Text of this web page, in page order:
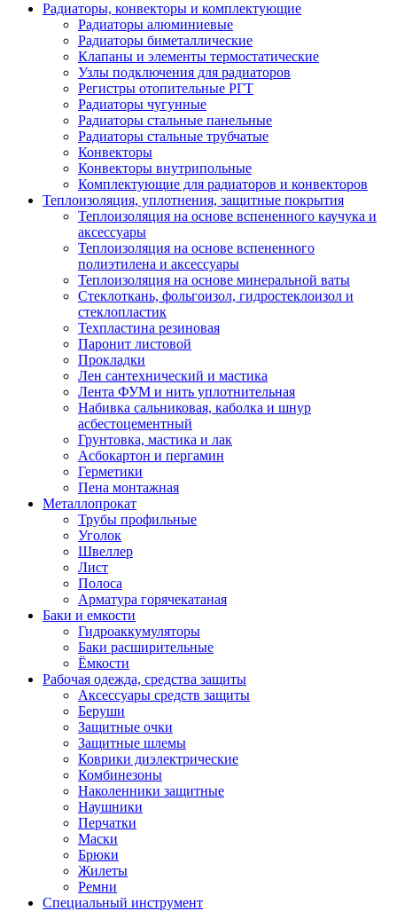
Радиаторы, конвекторы и комплектующие
Радиаторы алюминиевые
Радиаторы биметаллические
Клапаны и элементы термостатические
Узлы подключения для радиаторов
Регистры отопительные РГТ
Радиаторы чугунные
Радиаторы стальные панельные
Радиаторы стальные трубчатые
Конвекторы
Конвекторы внутрипольные
Комплектующие для радиаторов и конвекторов
Теплоизоляция, уплотнения, защитные покрытия
Теплоизоляция на основе вспененного каучука и
аксессуары
Теплоизоляция на основе вспененного
полиэтилена и аксессуары
Теплоизоляция на основе минеральной ваты
Стеклоткань, фольгоизол, гидростеклоизол и
стеклопластик
Техпластина резиновая
Паронит листовой
Прокладки
Лен сантехнический и мастика
Лента ФУМ и нить уплотнительная
Набивка сальниковая, каболка и шнур
асбестоцементный
Грунтовка, мастика и лак
Асбокартон и пергамин
Герметики
Пена монтажная
Металлопрокат
Трубы профильные
Уголок
Швеллер
Лист
Полоса
Арматура горячекатаная
Баки и емкости
Гидроаккумуляторы
Баки расширительные
Ёмкости
Рабочая одежда, средства защиты
Аксессуары средств защиты
Беруши
Защитные очки
Защитные шлемы
Коврики диэлектрические
Комбинезоны
Наколенники защитные
Наушники
Перчатки
Маски
Брюки
Жилеты
Ремни
Специальный инструмент